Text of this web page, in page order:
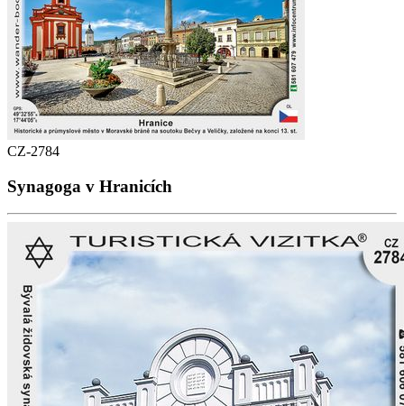
CZ-2784
Synagoga v Hranicích